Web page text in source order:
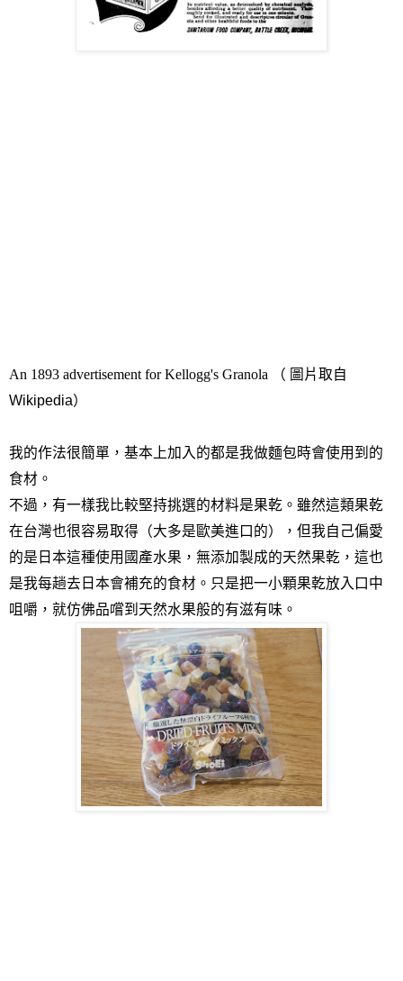
An 1893 advertisement for Kellogg's Granola （ 圖片取自
Wikipedia）
我的作法很簡單，基本上加入的都是我做麵包時會使用到的
食材。
不過，有一樣我比較堅持挑選的材料是果乾。雖然這類果乾
在台灣也很容易取得（大多是歐美進口的），但我自己偏愛
的是日本這種使用國產水果，無添加製成的天然果乾，這也
是我每趟去日本會補充的食材。只是把一小顆果乾放入口中
咀嚼，就仿佛品嚐到天然水果般的有滋有味。